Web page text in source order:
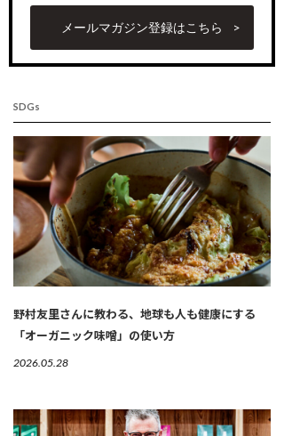
メールマガジン登録はこちら
SDGs
野村友里さんに教わる、地球も人も健康にする
「オーガニック味噌」の使い方
2026.05.28